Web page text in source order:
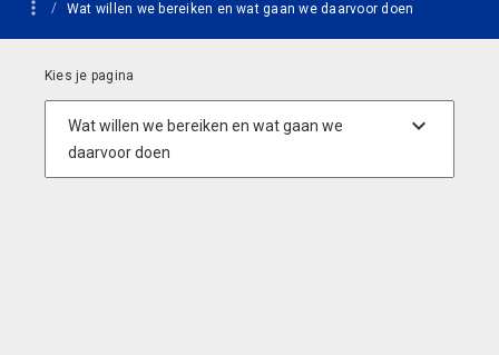
Wat willen we bereiken en wat gaan we daarvoor doen